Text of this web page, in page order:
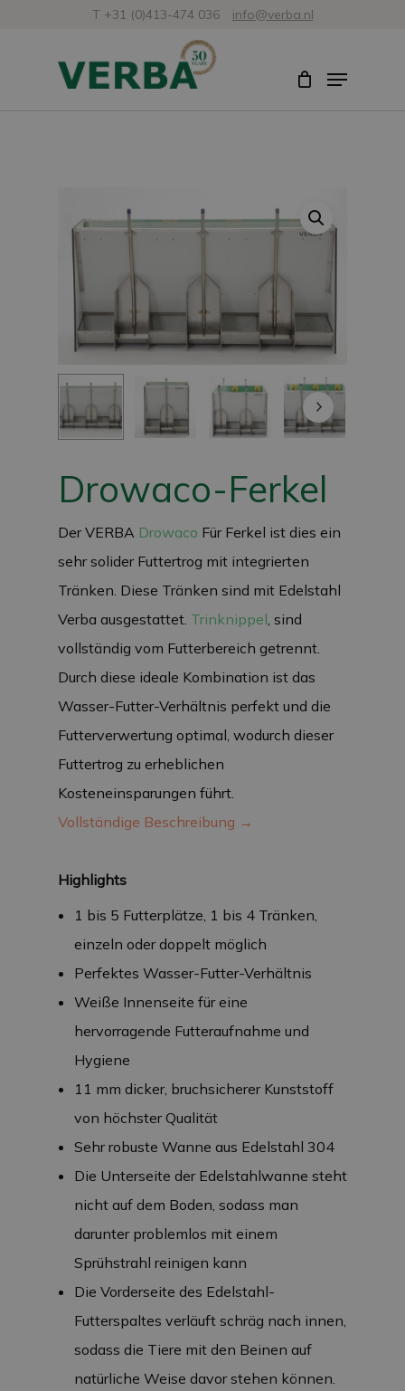
T +31 (0)413-474 036 info@verba.nl
Menü
Drowaco-Ferkel
Der VERBA Drowaco Für Ferkel ist dies ein
sehr solider Futtertrog mit integrierten
Tränken. Diese Tränken sind mit Edelstahl
Verba ausgestattet. Trinknippel , sind
vollständig vom Futterbereich getrennt.
Durch diese ideale Kombination ist das
Wasser-Futter-Verhältnis perfekt und die
Futterverwertung optimal, wodurch dieser
Futtertrog zu erheblichen
Kosteneinsparungen führt.
Vollständige Beschreibung →
Highlights
1 bis 5 Futterplätze, 1 bis 4 Tränken,
einzeln oder doppelt möglich
Perfektes Wasser-Futter-Verhältnis
Weiße Innenseite für eine
hervorragende Futteraufnahme und
Hygiene
11 mm dicker, bruchsicherer Kunststoff
von höchster Qualität
Sehr robuste Wanne aus Edelstahl 304
Die Unterseite der Edelstahlwanne steht
nicht auf dem Boden, sodass man
darunter problemlos mit einem
Sprühstrahl reinigen kann
Die Vorderseite des Edelstahl-
Futterspaltes verläuft schräg nach innen,
sodass die Tiere mit den Beinen auf
natürliche Weise davor stehen können.